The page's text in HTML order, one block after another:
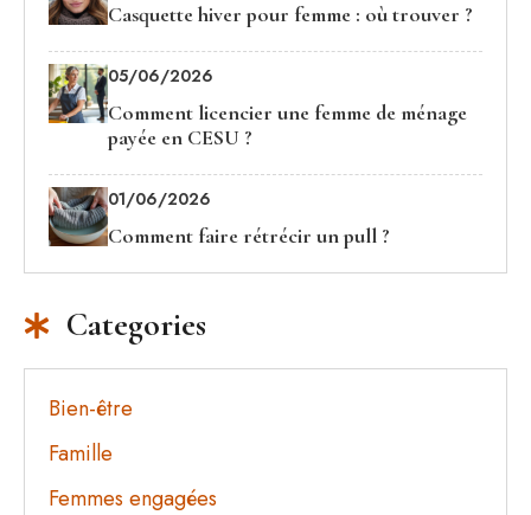
Casquette hiver pour femme : où trouver ?
05/06/2026
Comment licencier une femme de ménage
payée en CESU ?
01/06/2026
Comment faire rétrécir un pull ?
Categories
Bien-être
Famille
Femmes engagées